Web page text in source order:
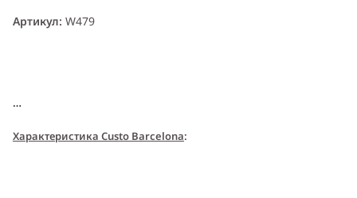
Артикул: W479
Характеристика Custo Barcelona: